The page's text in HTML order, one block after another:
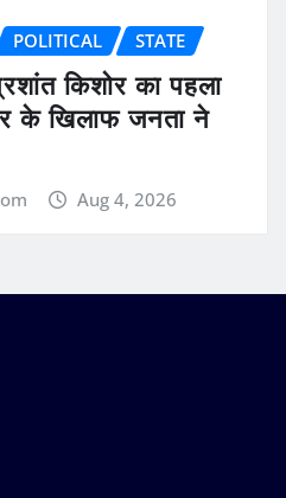
POLITICAL STATE
किशोर का पहला
के खिलाफ जनता ने
Aug 4, 2026